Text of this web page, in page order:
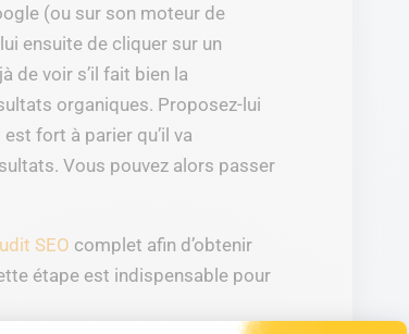
(ou sur son moteur de
ensuite de cliquer sur un
de voir s’il fait bien la
organiques. Proposez-lui
fort à parier qu’il va
Vous pouvez alors passer
SEO complet afin d’obtenir
étape est indispensable pour